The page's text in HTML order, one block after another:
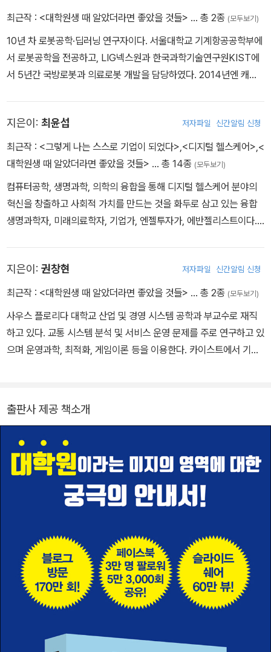
다. 그 모든 과정을 다시 밟아보라면 지금은 엄두도 못 낼 것 같지만,
마도 나는 같은 결정을 내릴 것 같다.
지식이 될 것이다.
최근작 : <대학원생 때 알았더라면 좋았을 것들> … 총 2종 (모두보기)
10년 차 로봇공학·딥러닝 연구자이다. 서울대학교 기계항공공학부에
서 로봇공학을 전공하고, LIG넥스원과 한국과학기술연구원KIST에
서 5년간 국방로봇과 의료로봇 개발을 담당하였다. 2014년엔 캐나
‘텐서플로우 코리아’ 그룹의 운영진으로 활동하였으며 유튜브 <테리
의 딥러닝 토크>를 통해 인공지능 기술 전파에도 열정을 보여왔다.
최근에는 세상 속의 인공지능·로봇공학 연구실 ART Lab(AI & Rob
서 ART를 배우고 기업 문제를 풀 수 있는 독립연구자 모델을 개척 중
이다.
지은이: 최윤섭 저자파일 신간알림 신청
최근작 : <그렇게 나는 스스로 기업이 되었다>,<디지털 헬스케어>,<
대학원생 때 알았더라면 좋았을 것들> … 총 14종 (모두보기)
컴퓨터공학, 생명과학, 의학의 융합을 통해 디지털 헬스케어 분야의
혁신을 창출하고 사회적 가치를 만드는 것을 화두로 삼고 있는 융합
생명과학자, 미래의료학자, 기업가, 엔젤투자가, 에반젤리스트이다.
항공과대학교에서 컴퓨터공학과 생명과학을 복수전공하였으며 동 대
학원 시스템생명공학부에서 전산생물학으로 이학박사 학위를 취득하
T종합기술원 컨버전스연구소 팀장, 서울대병원 의생명연구원 연구
조교수, 성균관대학교 디지털헬스학과 초빙교수 등을 거쳤다. 『사이
언스』를 비롯한 세계적인 과학 저널에 10여 편의 논문을 발표했다.
유일의 헬스케어 스타트업 전문 엑셀러레이터 ‘디지털 헬스케어 파트
너스DHP’의 공동 창업자 및 대표 파트너로 혁신적인 헬스케어 스타
트업을 다른 의료 전문가들과 함께 발굴, 투자, 육성하고 있다. 학술지
『네이처』의 디지털 헬스케어 부문 자매지인 『npj 디지털 메디슨』의
편집 위원이자, 대한의료인공지능학회의 이사로도 활동하고 있다. 식
약처와 심평원의 전문가 협의체 자문위원이기도 하다. 성균관대학교
디지털헬스학과의 겸임교수, 연세대학교 의과대학 예방의학교실의
이어리, 메디히어, 모바일닥터, 마보, 케어투게더 등의 디지털 헬스케
어 스타트업에 투자하고 자문을 통해 한국에서도 디지털 헬스케어 혁
신을 만들어내기 위해 노력하고 있다. 국내 최초의 디지털 헬스케어
전문 블로그 『최윤섭의 헬스케어 이노베이션』에 활발하게 집필하고
있으며 『한국경제신문』『매일경제』 등에 칼럼을 연재한 바 있다. 저서
원생 때 알았더라면 좋았을 것들』 (공저) 등이 있다.
지은이: 권창현 저자파일 신간알림 신청
최근작 : <대학원생 때 알았더라면 좋았을 것들> … 총 2종 (모두보기)
사우스 플로리다 대학교 산업 및 경영 시스템 공학과 부교수로 재직
하고 있다. 교통 시스템 분석 및 서비스 운영 문제를 주로 연구하고 있
으며 운영과학, 최적화, 게임이론 등을 이용한다. 카이스트에서 기계
에서 젊은 과학자상을 받았다. 미국 운영과학 및 경영과학회INFOR
cience의 교통과학 및 물류 분과 회원, 또 교통연구협회TRB, Tran
sportation Research Board의 네트워크 모델링 분과 위원으로
활동하고 있다. 40여 편의 논문을 발표하였으며 10여 명의 박사과정
학생을 지도하였다. 주요 저서로 『운영 과학을 위한 줄리아 프로그래
생각 전문 블로그’를 운영하고 있다.
출판사 제공 책소개